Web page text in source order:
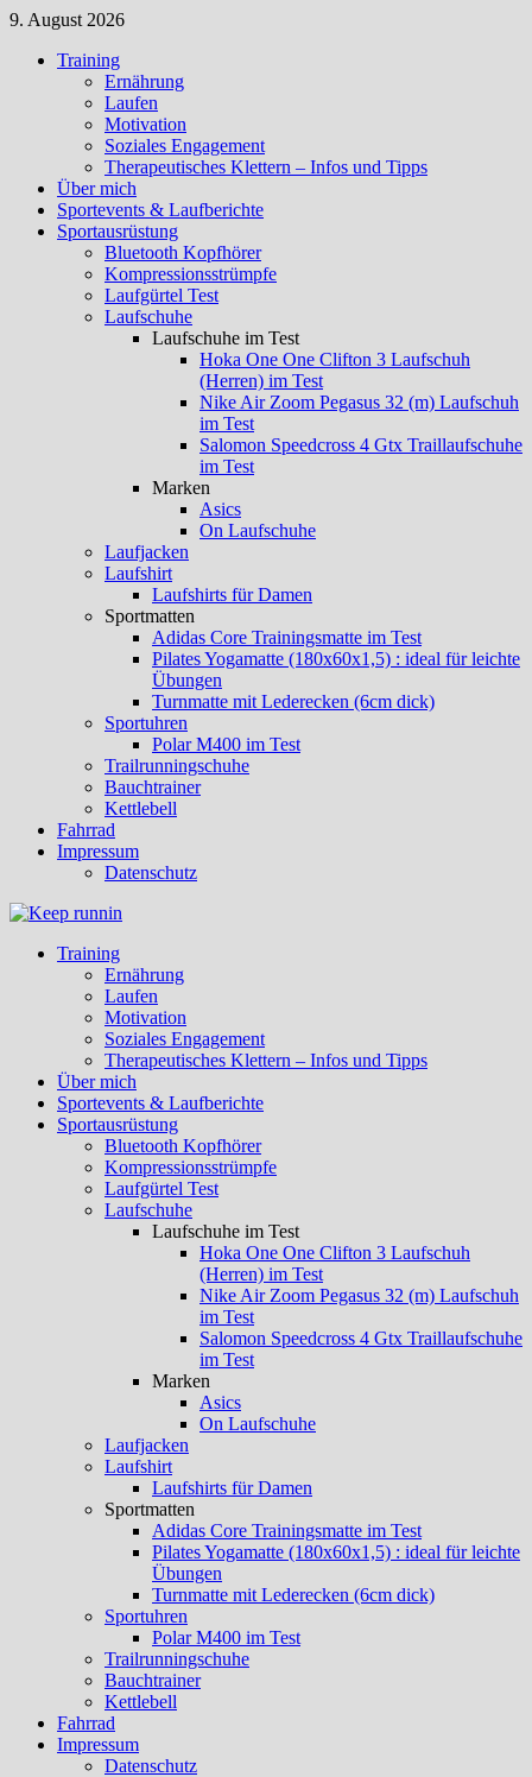
Zum
springen
9. August 2026
Training
Ernährung
Laufen
Motivation
Soziales Engagement
Therapeutisches Klettern – Infos und Tipps
Über mich
Sportevents & Laufberichte
Sportausrüstung
Bluetooth Kopfhörer
Kompressionsstrümpfe
Laufgürtel Test
Laufschuhe
Laufschuhe im Test
Hoka One One Clifton 3 Laufschuh
(Herren) im Test
Nike Air Zoom Pegasus 32 (m) Laufschuh
im Test
Salomon Speedcross 4 Gtx Traillaufschuhe
im Test
Marken
Asics
On Laufschuhe
Laufjacken
Laufshirt
Laufshirts für Damen
Sportmatten
Adidas Core Trainingsmatte im Test
Pilates Yogamatte (180x60x1,5) : ideal für leichte
Übungen
Turnmatte mit Lederecken (6cm dick)
Sportuhren
Polar M400 im Test
Trailrunningschuhe
Bauchtrainer
Kettlebell
Fahrrad
Impressum
Datenschutz
Training
Ernährung
Laufen
Motivation
Soziales Engagement
Therapeutisches Klettern – Infos und Tipps
Über mich
Sportevents & Laufberichte
Sportausrüstung
Bluetooth Kopfhörer
Kompressionsstrümpfe
Laufgürtel Test
Laufschuhe
Laufschuhe im Test
Hoka One One Clifton 3 Laufschuh
(Herren) im Test
Nike Air Zoom Pegasus 32 (m) Laufschuh
im Test
Salomon Speedcross 4 Gtx Traillaufschuhe
im Test
Marken
Asics
On Laufschuhe
Laufjacken
Laufshirt
Laufshirts für Damen
Sportmatten
Adidas Core Trainingsmatte im Test
Pilates Yogamatte (180x60x1,5) : ideal für leichte
Übungen
Turnmatte mit Lederecken (6cm dick)
Sportuhren
Polar M400 im Test
Trailrunningschuhe
Bauchtrainer
Kettlebell
Fahrrad
Impressum
Datenschutz